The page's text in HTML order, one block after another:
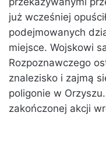
już wcześniej
podejmowanych
miejsce. Wojskowi
Rozpoznawczego
znalezisko i zajmą
poligonie w
zakończonej akcji